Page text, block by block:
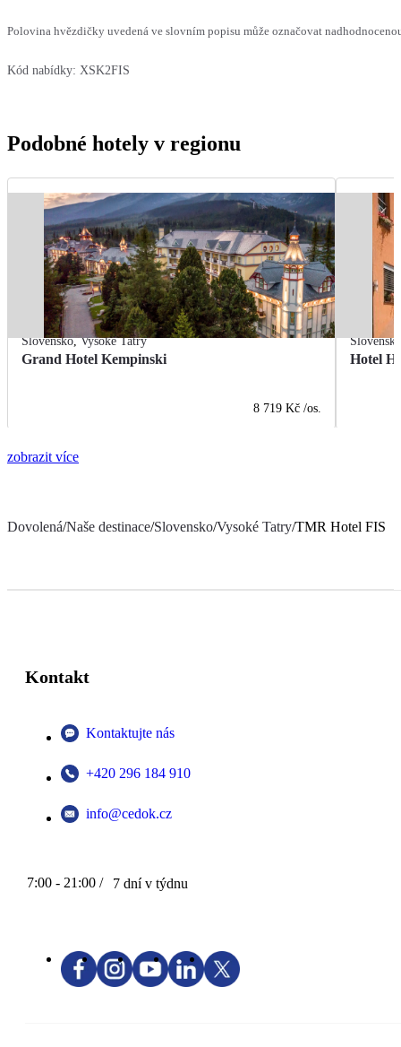
Polovina hvězdičky uvedená ve slovním popisu může označovat
Kód nabídky: XSK2FIS
Podobné hotely v regionu
Slovensko,Vysoké Tatry
Grand Hotel Kempinski
8 719 Kč /os.
Hotel
zobrazit více
Dovolená/Naše destinace/Slovensko/Vysoké Tatry/TMR Hotel FIS
Kontakt
Kontaktujte nás
+420 296 184 910
info@cedok.cz
7:00 - 21:00 / 7 dní v týdnu